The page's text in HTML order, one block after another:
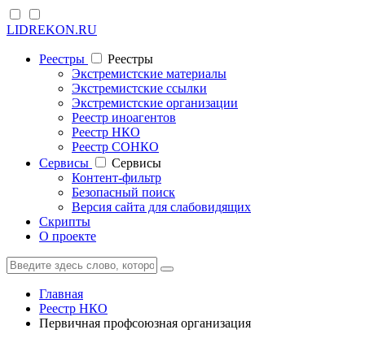
LIDREKON.RU
Реестры
Реестры
Экстремистские материалы
Экстремистские ссылки
Экстремистские организации
Реестр иноагентов
Реестр НКО
Реестр СОНКО
Cервисы
Cервисы
Контент-фильтр
Безопасный поиск
Версия сайта для слабовидящих
Скрипты
О проекте
Главная
Реестр НКО
Первичная профсоюзная организация